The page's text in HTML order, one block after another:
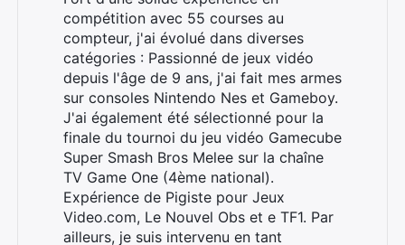
compétition avec 55 courses au
compteur, j'ai évolué dans diverses
catégories : Passionné de jeux vidéo
depuis l'âge de 9 ans, j'ai fait mes armes
sur consoles Nintendo Nes et Gameboy.
J'ai également été sélectionné pour la
finale du tournoi du jeu vidéo Gamecube
Super Smash Bros Melee sur la chaîne
TV Game One (4ème national).
Expérience de Pigiste pour Jeux
Video.com, Le Nouvel Obs et e TF1. Par
ailleurs, je suis intervenu en tant